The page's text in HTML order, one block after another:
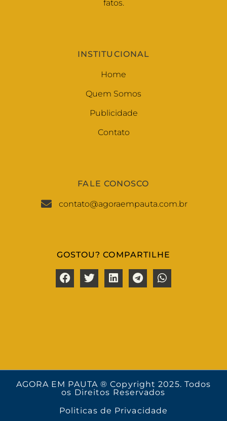
fatos.
INSTITUCIONAL
Home
Quem Somos
Publicidade
Contato
FALE CONOSCO
contato@agoraempauta.com.br
GOSTOU? COMPARTILHE
AGORA EM PAUTA ® Copyright 2025. Todos
os Direitos Reservados
Politicas de Privacidade